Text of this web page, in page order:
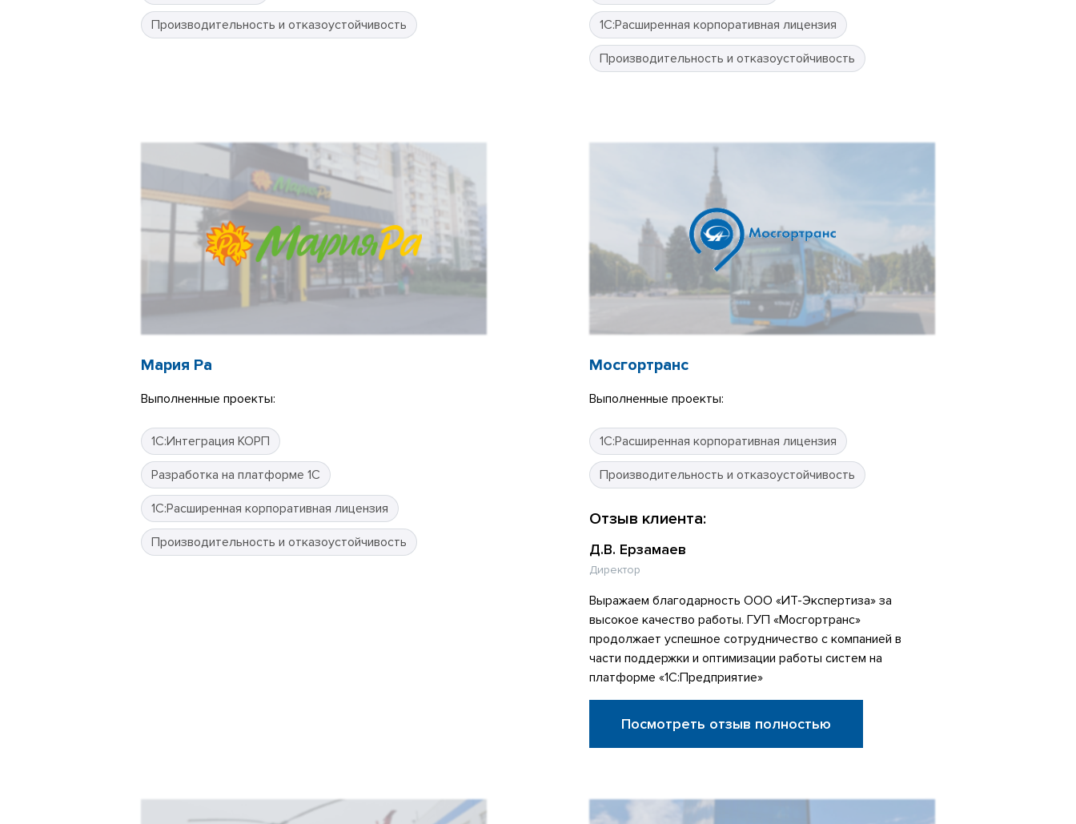
Производительность и отказоустойчивость 1С:Расширенная корпоративная лицензия
Производительность и отказоустойчивость
Мария Ра
Выполненные проекты:
1С:Интеграция КОРП
Разработка на платформе 1С
1С:Расширенная корпоративная лицензия
Производительность и отказоустойчивость
Мосгортранс
Выполненные проекты:
1С:Расширенная корпоративная лицензия
Производительность и отказоустойчивость
Отзыв клиента:
Д.В. Ерзамаев
Директор
Выражаем благодарность ООО «ИТ-Экспертиза» за
высокое качество работы. ГУП «Мосгортранс»
продолжает успешное сотрудничество с компанией в
части поддержки и оптимизации работы систем на
платформе «1С:Предприятие»
Посмотреть отзыв полностью